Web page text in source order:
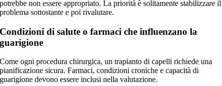
potrebbe non essere appropriato. La priorità è solitamente stabilizzare il
problema sottostante e poi rivalutare.
Condizioni di salute o farmaci che influenzano la
guarigione
Come ogni procedura chirurgica, un trapianto di capelli richiede una
pianificazione sicura. Farmaci, condizioni croniche e capacità di
guarigione devono essere inclusi nella valutazione.